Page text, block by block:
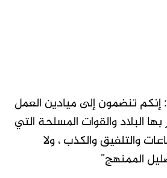
إنكم تنضمون إلى ميادين العمل
البلاد والقوات المسلحة التي
والتلفيق والكذب ، ولا
الممنهج”